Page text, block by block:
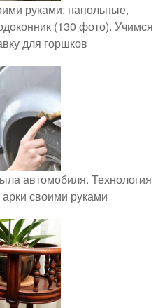
руками: напольные,
(130 фото). Учимся
для горшков
автомобиля. Технология
своими руками